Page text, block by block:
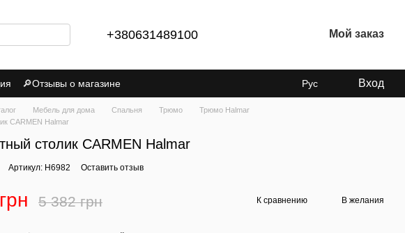
+380631489100 Мой заказ
🔎Отзывы о магазине
Рус Вход
Мебель для дома Спальня Трюмо
Трюмо Halmar
CARMEN Halmar
столик CARMEN Halmar
Артикул: H6982 Оставить отзыв
5 382 грн К сравнению В желания